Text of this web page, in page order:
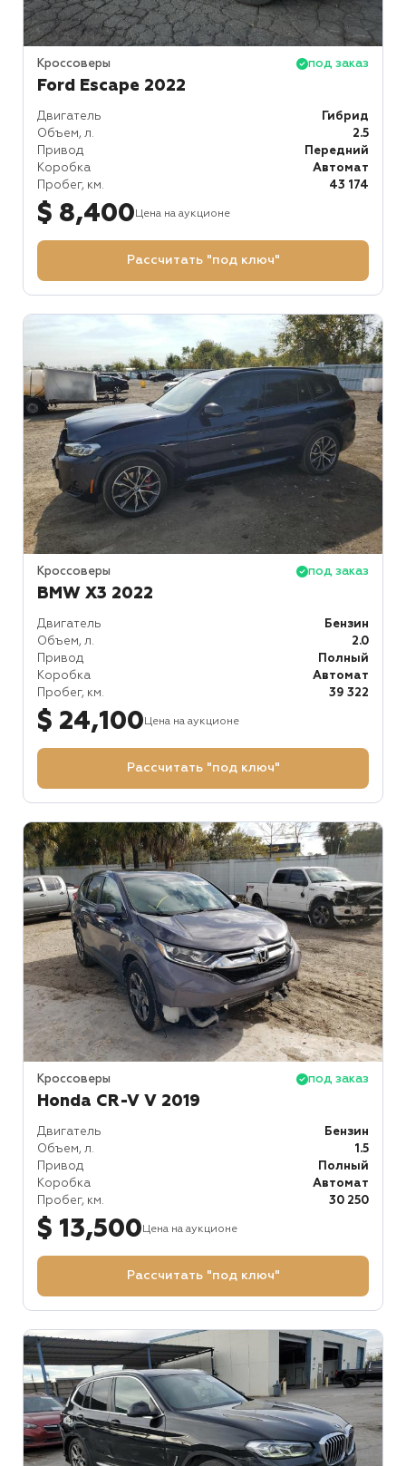
Кроссоверы под заказ
Ford Escape 2022
Двигатель
Гибрид
Объем, л.
2.5
Привод
Передний
Коробка
Автомат
Пробег, км.
43 174
$ 8,400 Цена на аукционе
Рассчитать "под ключ"
Кроссоверы под заказ
BMW X3 2022
Двигатель
Бензин
Объем, л.
2.0
Привод
Полный
Коробка
Автомат
Пробег, км.
39 322
$ 24,100 Цена на аукционе
Рассчитать "под ключ"
Кроссоверы под заказ
Honda CR-V V 2019
Двигатель
Бензин
Объем, л.
1.5
Привод
Полный
Коробка
Автомат
Пробег, км.
30 250
$ 13,500 Цена на аукционе
Рассчитать "под ключ"